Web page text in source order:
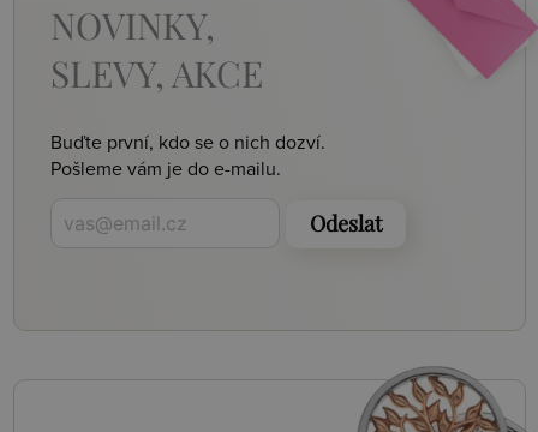
NOVINKY,
SLEVY, AKCE
Buďte první, kdo se o nich dozví.
Pošleme vám je do e-mailu.
Odeslat